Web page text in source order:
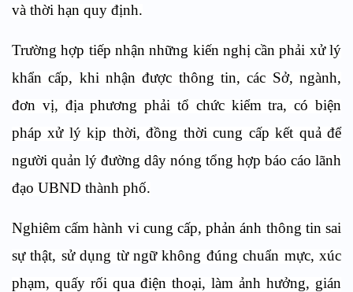
và thời hạn quy định.
Trường hợp tiếp nhận những kiến nghị cần phải xử lý
khẩn cấp, khi nhận được thông tin, các Sở, ngành,
đơn vị, địa phương phải tổ chức kiểm tra, có biện
pháp xử lý kịp thời, đồng thời cung cấp kết quả để
người quản lý đường dây nóng tổng hợp báo cáo lãnh
đạo UBND thành phố.
Nghiêm cấm hành vi cung cấp, phản ánh thông tin sai
sự thật, sử dụng từ ngữ không đúng chuẩn mực, xúc
phạm, quấy rối qua điện thoại, làm ảnh hưởng, gián